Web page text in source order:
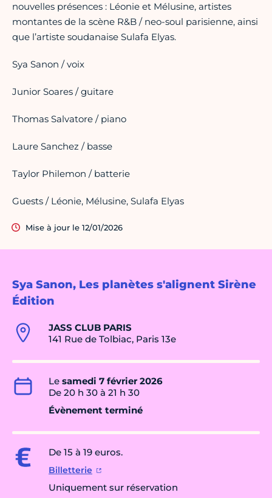
Sya Sanon, Les planètes s'alignent Sirène
Édition
JASS CLUB PARIS
141 Rue de Tolbiac, Paris 13e
Le samedi 7 février 2026
De 20 h 30 à 21 h 30
Évènement terminé
De 15 à 19 euros.
Billetterie
Uniquement sur réservation
nouvelles présences : Léonie et Mélusine, artistes
montantes de la scène R&B / neo-soul parisienne, ainsi
que l’artiste soudanaise Sulafa Elyas.
Sya Sanon / voix
Junior Soares / guitare
Thomas Salvatore / piano
Laure Sanchez / basse
Taylor Philemon / batterie
Guests / Léonie, Mélusine, Sulafa Elyas
Mise à jour le 12/01/2026